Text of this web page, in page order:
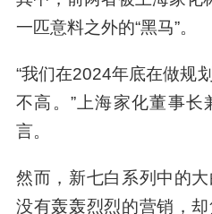
黑马突围：
从“不抱期望”到品类第一
过去一年，上海家化跑
是 六神驱蚊蛋、玉泽干